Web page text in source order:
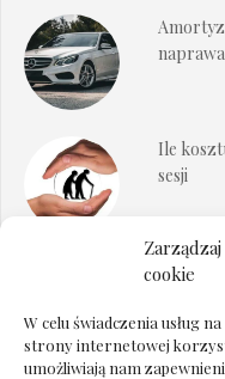
cookie
W celu świadczenia usług
strony internetowej
umożliwiają nam
Ile
sesji